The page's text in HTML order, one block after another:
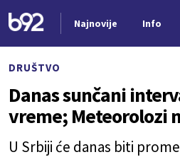
Najnovije Info
DRUŠTVO
Danas sunčani
vreme; Meteorolozi
U Srbiji će danas biti